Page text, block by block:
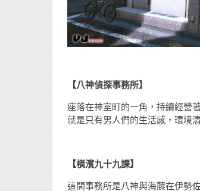
【八神偵探事務所】
座落在神室町的一角，持續經營
就是只有男人們的生活感，環境
【橫濱九十九課】
這間事務所是八神與海藤在伊勢